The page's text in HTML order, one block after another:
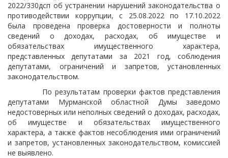
2022/330дсп об устранении нарушений законодательства о
противодействии коррупции, с 25.08.2022 по 17.10.2022
была проведена проверка достоверности и полноты
сведений о доходах, расходах, об имуществе и
обязательствах имущественного характера,
представленных депутатами за 2021 год, соблюдения
депутатами, ограничений и запретов, установленных
законодательством.
По результатам проверки фактов представления
депутатами Мурманской областной Думы заведомо
недостоверных или неполных сведений о доходах, расходах,
об имуществе и обязательствах имущественного
характера, а также фактов несоблюдения ими ограничений
и запретов, установленных законодательством, комиссией
не выявлено.